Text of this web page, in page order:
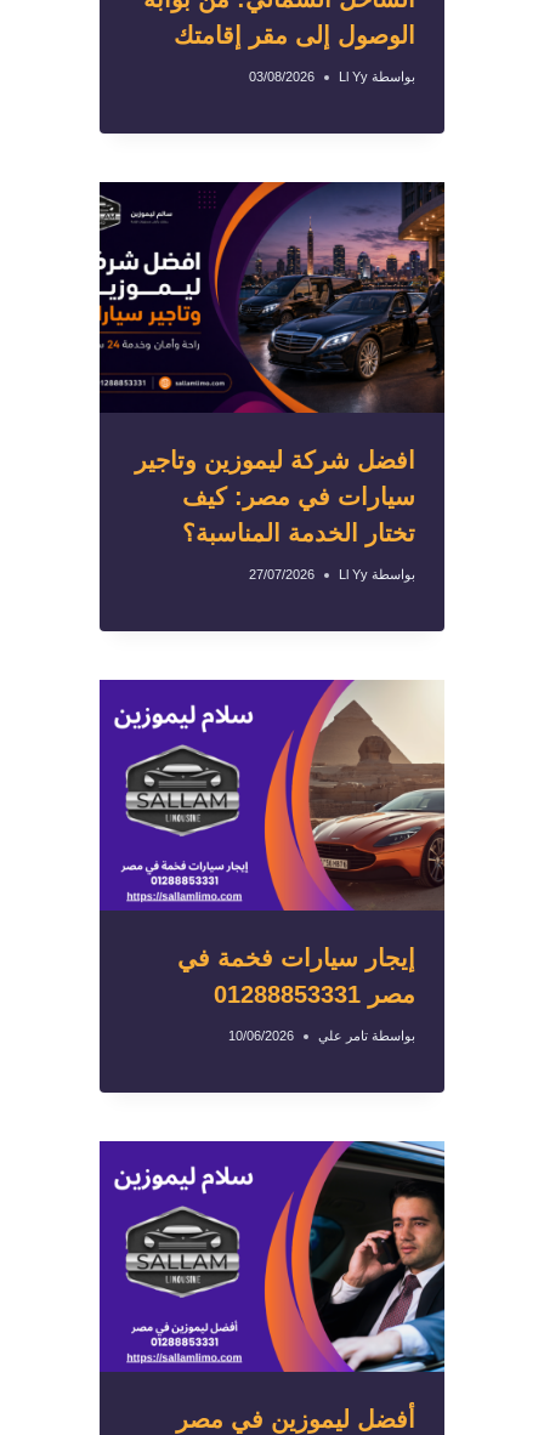
الوصول إلى مقر إقامتك
بواسطة Ll Yy
03/08/2026
افضل شركة ليموزين وتاجير
سيارات في مصر: كيف
تختار الخدمة المناسبة؟
بواسطة Ll Yy
27/07/2026
إيجار سيارات فخمة في
مصر 01288853331
بواسطة تامر علي 10/06/2026
أفضل ليموزين في مصر